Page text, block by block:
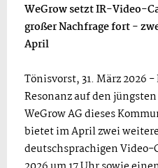
WeGrow setzt IR-Video-
großer Nachfrage fort -
April
Tönisvorst, 31. März 2026
Resonanz auf den
WeGrow AG dieses
bietet im April zwei
deutschsprachigen